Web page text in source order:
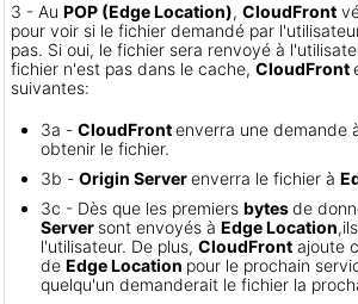
3 - Au POP (Edge Location), CloudFront
pour voir si le fichier demandé par
pas. Si oui, le fichier sera renvoyé à
fichier n'est pas dans le cache, CloudFront
suivantes:
3a - CloudFrontenverra une demande
obtenir le fichier.
3b - Origin Serverenverra le fichier à
3c - Dès que les premiers bytesde
Server sont envoyés à Edge Location,
l'utilisateur. De plus, CloudFront ajoute
de Edge Location pour le prochain
quelqu'un demanderait le fichier la